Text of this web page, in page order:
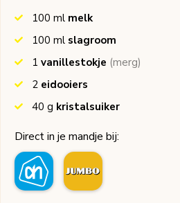
100 ml melk
100 ml slagroom
1 vanillestokje (merg)
2 eidooiers
40 g kristalsuiker
Direct in je mandje bij: